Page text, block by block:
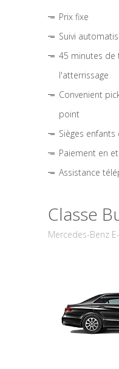
Prix fixe
Suivi
45 minutes
l'atterrissage
Convenient
point
Sièges
Paiement en
Assistance
Classe
Mercedes-Benz